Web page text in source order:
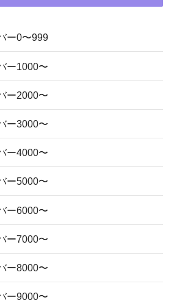
ー0〜999
ー1000〜
ー2000〜
ー3000〜
ー4000〜
ー5000〜
ー6000〜
ー7000〜
ー8000〜
ー9000〜